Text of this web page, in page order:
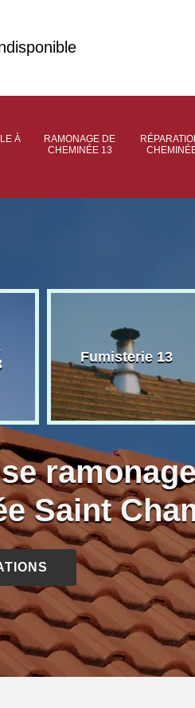
À
RAMONAGE DE
CHEMINÉE 13
Fumisterie 13
Saint